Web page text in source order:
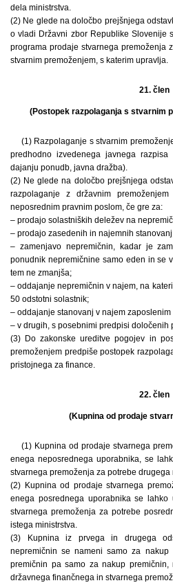
dela ministrstva.
(2) Ne glede na določbo prejšnjega
o vladi Državni zbor Republike Slovenije
programa prodaje stvarnega premoženja
stvarnim premoženjem, s katerim upravlja.
21. člen
(Postopek razpolaganja s stvarnim
(1) Razpolaganje s stvarnim
predhodno izvedenega javnega
dajanju ponudb, javna dražba).
(2) Ne glede na določbo prejšnjega
razpolaganje z državnim
neposrednim pravnim poslom, če gre za:
– prodajo solastniških deležev na
– prodajo zasedenih in najemnih
– zamenjavo nepremičnin, kadar je
ponudnik nepremičnine samo eden in se
tem ne zmanjša;
– oddajanje nepremičnin v najem, na
50 odstotni solastnik;
– oddajanje stanovanj v najem
– v drugih, s posebnimi predpisi določenih
(3) Do zakonske ureditve pogojev in
premoženjem predpiše postopek
pristojnega za finance.
22. člen
(Kupnina od prodaje
(1) Kupnina od prodaje stvarnega
enega neposrednega uporabnika, se
stvarnega premoženja za potrebe drugega
(2) Kupnina od prodaje stvarnega
enega posrednega uporabnika se
stvarnega premoženja za potrebe
istega ministrstva.
(3) Kupnina iz prvega in drugega
nepremičnin se nameni samo za nakup
premičnin pa samo za nakup
državnega finančnega in stvarnega